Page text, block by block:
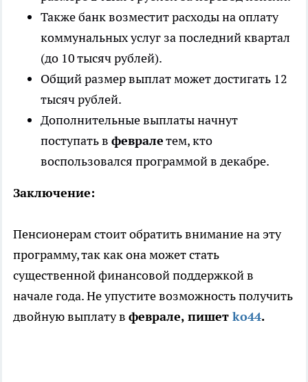
Также банк возместит расходы на оплату
коммунальных услуг за последний квартал
(до 10 тысяч рублей).
Общий размер выплат может достигать 12
тысяч рублей.
Дополнительные выплаты начнут
поступать в февралетем, кто
воспользовался программой в декабре.
Заключение:
Пенсионерам стоит обратить внимание на эту
программу, так как она может стать
существенной финансовой поддержкой в
начале года. Не упустите возможность получить
двойную выплату в феврале, пишет ko44.